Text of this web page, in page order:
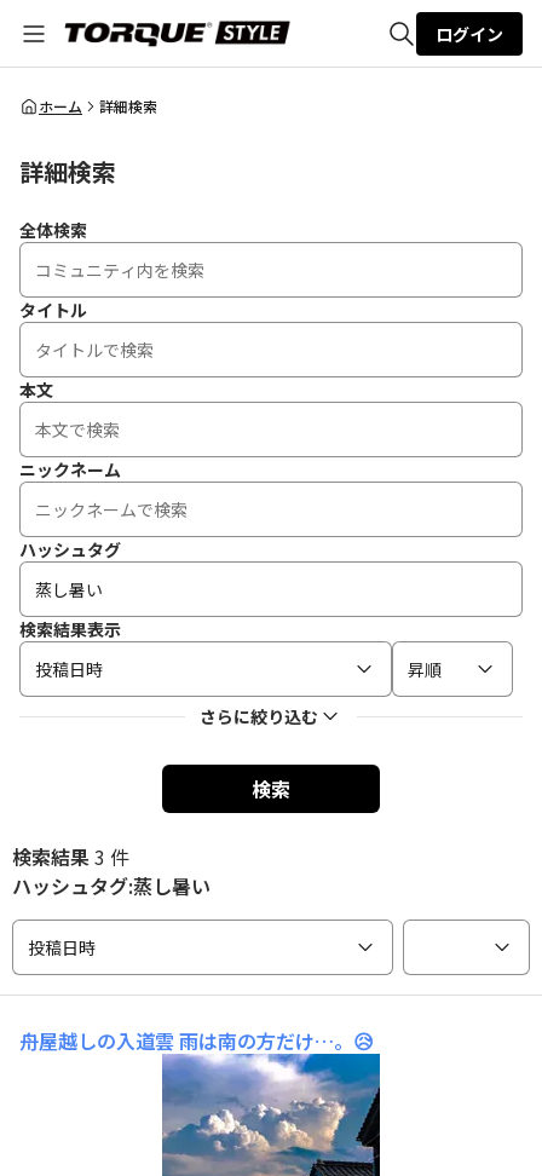
全体検索
ログイン
ホーム 詳細検索
詳細検索
全体検索
タイトル
本文
ニックネーム
ハッシュタグ
検索結果表示
投稿日時
昇順
さらに絞り込む
検索
検索結果3 件
ハッシュタグ:蒸し暑い
投稿日時
舟屋越しの入道雲雨は南の方だけ…。😥